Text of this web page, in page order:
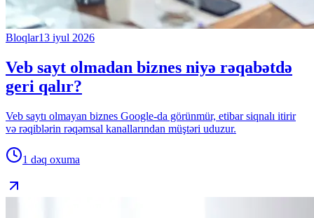
Bloqlar13 iyul 2026
Veb sayt olmadan biznes niyə rəqabətdə
geri qalır?
Veb saytı olmayan biznes Google-da görünmür, etibar siqnalı itirir
və rəqiblərin rəqəmsal kanallarından müştəri uduzur.
1 dəq oxuma